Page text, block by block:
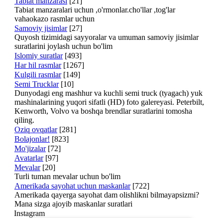
Tabiat manzaralari uchun ,o'rmonlar.cho'llar ,tog'lar
vahaokazo rasmlar uchun
Samoviy jisimlar [27]
Quyosh tizimidagi sayyoralar va umuman samoviy jisimlar
suratlarini joylash uchun bo'lim
Islomiy suratlar [493]
Har hil rasmlar [1267]
Kulgili rasmlar [149]
Semi Trucklar [10]
Dunyodagi eng mashhur va kuchli semi truck (tyagach) yuk
mashinalarining yuqori sifatli (HD) foto galereyasi. Peterbilt,
Kenworth, Volvo va boshqa brendlar suratlarini tomosha
qiling.
Oziq ovqatlar [281]
Bolajonlar! [823]
Mo'jizalar [72]
Avatarlar [97]
Mevalar [20]
Turli tuman mevalar uchun bo'lim
Amerikada sayohat uchun maskanlar [722]
Amerikada qayerga sayohat dam olishlikni bilmayapsizmi?
Mana sizga ajoyib maskanlar suratlari
Instagram